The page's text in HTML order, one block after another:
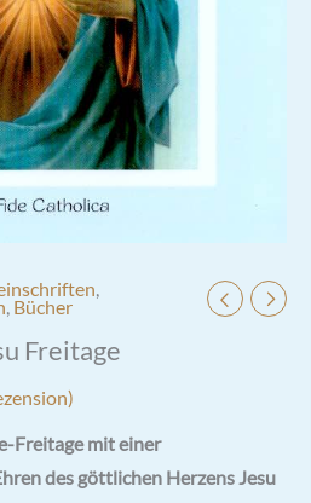
,
, Bücher
Freitage
Freitage mit einer
des göttlichen Herzens Jesu